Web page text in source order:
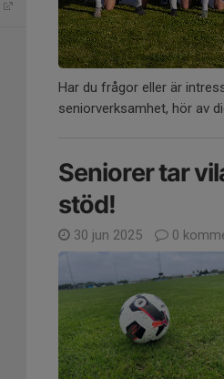
Har du frågor eller är
seniorverksamhet, hör av
Seniorer tar
stöd!
30 jun 2025 0